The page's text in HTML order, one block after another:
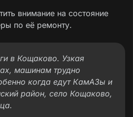
внимание на состояние
по её ремонту.
в Кощаково. Узкая
машинам трудно
когда едут КамАЗы и
район, село Кощаково,